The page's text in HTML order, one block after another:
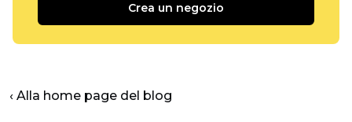
Crea un negozio
‹ Alla home page del blog